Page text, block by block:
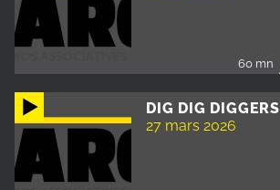
60 mn
DIG DIG DIGGERS
27 mars 2026